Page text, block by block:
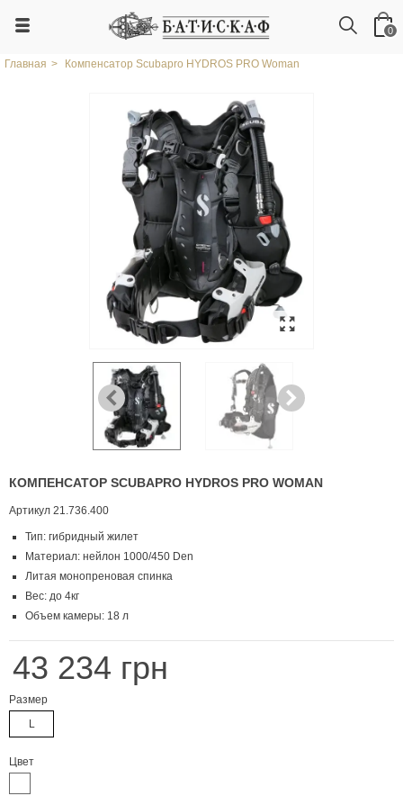
0
Главная > Компенсатор Scubapro HYDROS PRO Woman
КОМПЕНСАТОР SCUBAPRO HYDROS PRO WOMAN
Артикул 21.736.400
Тип: гибридный жилет
Материал: нейлон 1000/450 Den
Литая монопреновая спинка
Вес: до 4кг
Объем камеры: 18 л
43 234 грн
Размер
L
Цвет